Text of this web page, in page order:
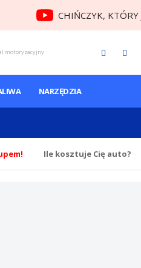
CHIŃCZYK, KTÓRY
motoryzacyjny
NARZĘDZIA
Ile kosztuje Cię auto?